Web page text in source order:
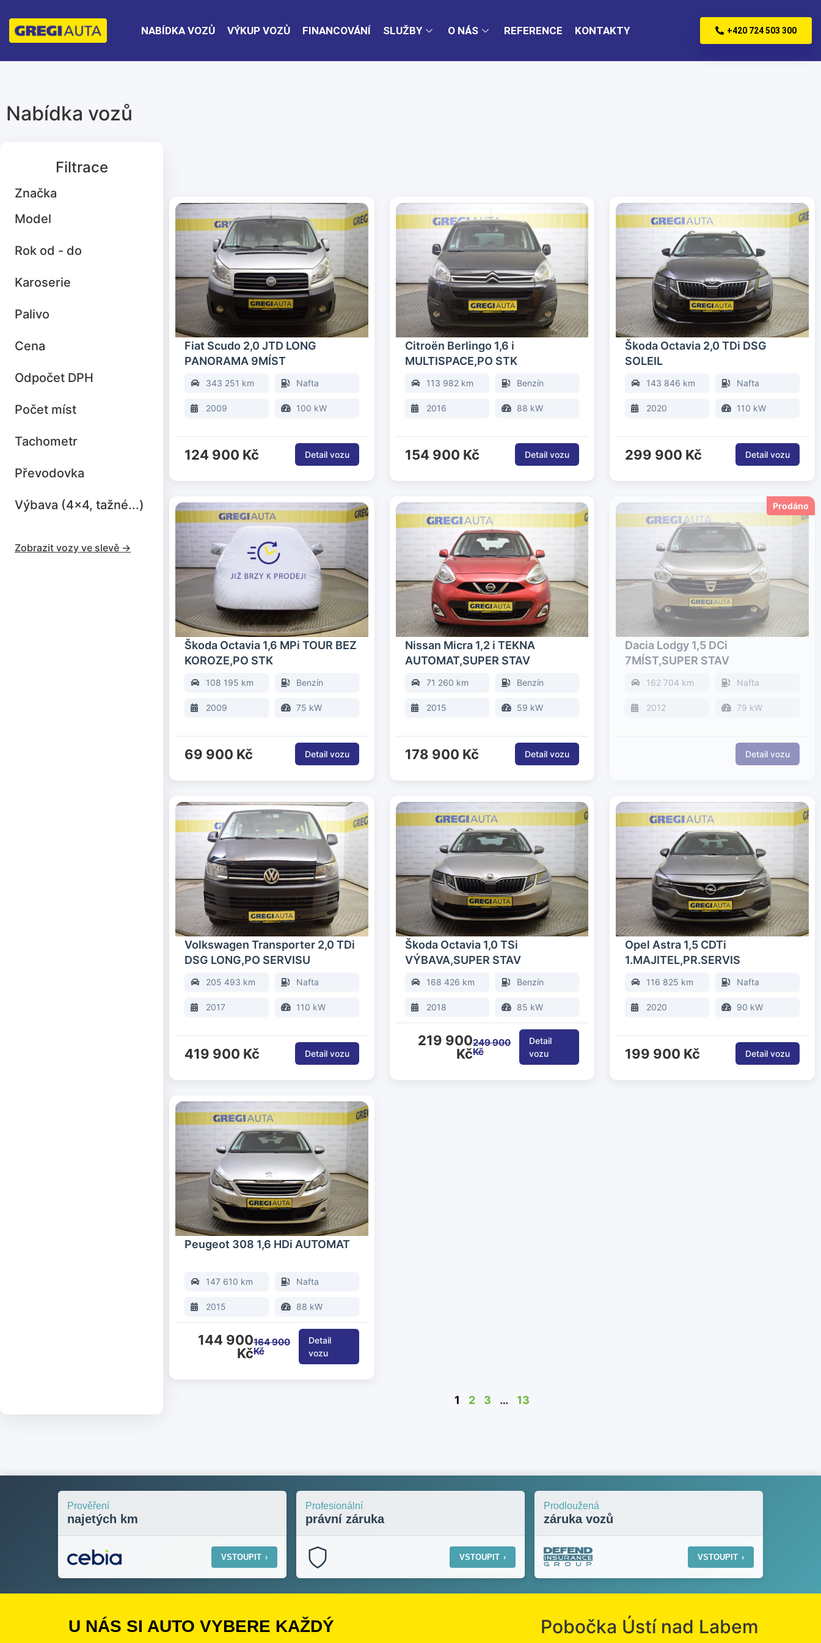
NABÍDKA VOZŮ VÝKUP VOZŮ FINANCOVÁNÍ SLUŽBY O NÁS REFERENCE KONTAKTY +420 724 503 300
Nabídka vozů
Filtrace
Značka
Model
Rok od - do
Karoserie
Palivo
Cena
Odpočet DPH
Počet míst
Tachometr
Převodovka
Výbava (4x4, tažné...)
Zobrazit vozy ve slevě ->
Fiat Scudo 2,0 JTD LONG
PANORAMA 9MÍST
343 251 km Nafta
2009 100 kW
124 900 Kč
Citroën Berlingo 1,6 i
MULTISPACE,PO STK
113 982 km Benzín
2016 88 kW
154 900 Kč
Škoda Octavia 2,0 TDi DSG
SOLEIL
143 846 km Nafta
2020 110 kW
299 900 Kč
Škoda Octavia 1,6 MPi TOUR BEZ
KOROZE,PO STK
108 195 km Benzín
2009 75 kW
69 900 Kč
Nissan Micra 1,2 i TEKNA
AUTOMAT,SUPER STAV
71 260 km Benzín
2015 59 kW
178 900 Kč
Dacia Lodgy 1,5 DCi
7MÍST,SUPER STAV
162 704 km Nafta
2012 79 kW
Volkswagen Transporter 2,0 TDi
DSG LONG,PO SERVISU
205 493 km Nafta
2017 110 kW
419 900 Kč
Škoda Octavia 1,0 TSi
VÝBAVA,SUPER STAV
168 426 km Benzín
2018 85 kW
219 900
Kč
249 900
Kč
Opel Astra 1,5 CDTi
1.MAJITEL,PR.SERVIS
116 825 km Nafta
2020 90 kW
199 900 Kč
Peugeot 308 1,6 HDi AUTOMAT
147 610 km Nafta
2015 88 kW
144 900
Kč
164 900
Kč
1 2 3 … 13
Prověření
najetých km
VSTOUPIT ›
Profesionální
právní záruka
VSTOUPIT ›
Prodloužená
záruka vozů
VSTOUPIT ›
U NÁS SI AUTO VYBERE KAŽDÝ Pobočka Ústí nad Labem